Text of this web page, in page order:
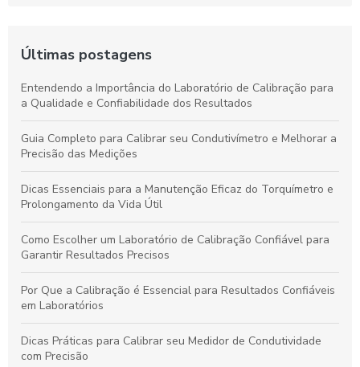
Últimas postagens
Entendendo a Importância do Laboratório de Calibração para
a Qualidade e Confiabilidade dos Resultados
Guia Completo para Calibrar seu Condutivímetro e Melhorar a
Precisão das Medições
Dicas Essenciais para a Manutenção Eficaz do Torquímetro e
Prolongamento da Vida Útil
Como Escolher um Laboratório de Calibração Confiável para
Garantir Resultados Precisos
Por Que a Calibração é Essencial para Resultados Confiáveis
em Laboratórios
Dicas Práticas para Calibrar seu Medidor de Condutividade
com Precisão